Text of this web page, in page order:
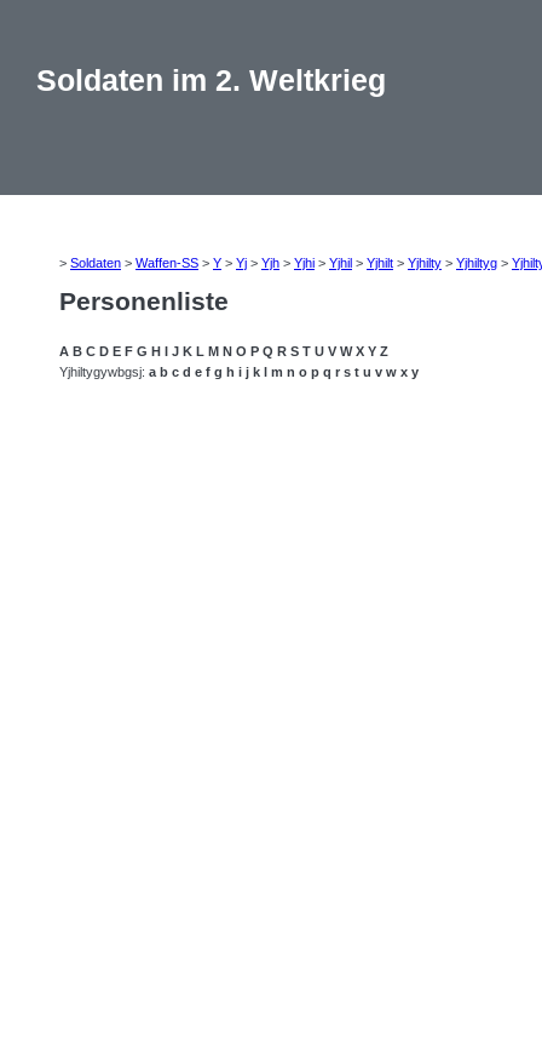
Soldaten im 2. Weltkrieg
> Soldaten > Waffen-SS > Y > Yj > Yjh > Yjhi > Yjhil > Yjhilt > Yjhilty > Yjhiltyg >
Personenliste
A B C D E F G H I J K L M N O P Q R S T U V W X Y Z
Yjhiltygywbgsj: a b c d e f g h i j k l m n o p q r s t u v w x y